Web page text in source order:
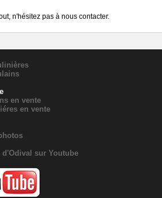
n'hésitez pas à nous contacter.
en vente
en vente
d'Odival sur Youtube